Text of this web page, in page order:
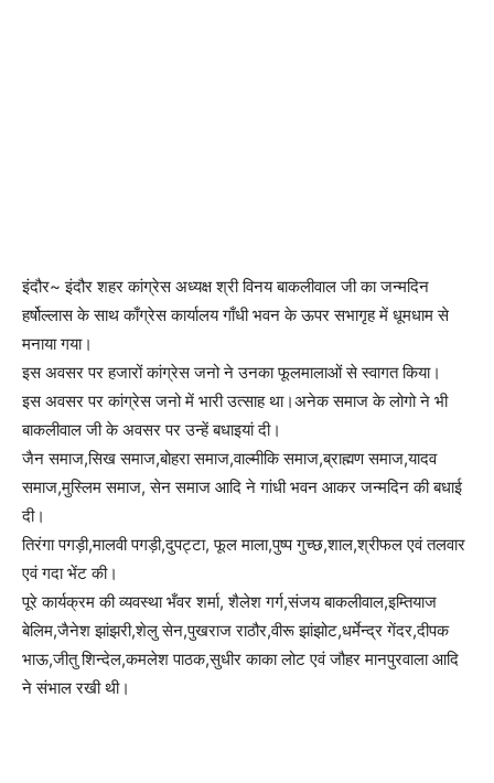
इंदौर~ इंदौर शहर कांग्रेस अध्यक्ष श्री विनय बाकलीवाल जी का जन्मदिन
हर्षोल्लास के साथ काँग्रेस कार्यालय गाँधी भवन के ऊपर सभागृह में धूमधाम से
मनाया गया।
इस अवसर पर हजारों कांग्रेस जनो ने उनका फूलमालाओं से स्वागत किया।
इस अवसर पर कांग्रेस जनो में भारी उत्साह था।अनेक समाज के लोगो ने भी
बाकलीवाल जी के अवसर पर उन्हें बधाइयां दी।
जैन समाज,सिख समाज,बोहरा समाज,वाल्मीकि समाज,ब्राह्मण समाज,यादव
समाज,मुस्लिम समाज, सेन समाज आदि ने गांधी भवन आकर जन्मदिन की बधाई
दी।
तिरंगा पगड़ी,मालवी पगड़ी,दुपट्टा, फूल माला,पुष्प गुच्छ,शाल,श्रीफल एवं तलवार
एवं गदा भेंट की।
पूरे कार्यक्रम की व्यवस्था भँवर शर्मा, शैलेश गर्ग,संजय बाकलीवाल,इम्तियाज
बेलिम,जैनेश झांझरी,शेलु सेन,पुखराज राठौर,वीरू झांझोट,धर्मेन्द्र गेंदर,दीपक
भाऊ,जीतु शिन्देल,कमलेश पाठक,सुधीर काका लोट एवं जौहर मानपुरवाला आदि
ने संभाल रखी थी।